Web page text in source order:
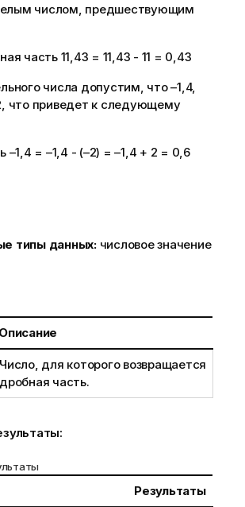
числом, предшествующим
часть 11,43 = 11,43 - 11 = 0,43
числа допустим, что –1,4,
что приведет к следующему
–1,4 = –1,4 - (–2) = –1,4 + 2 = 0,6
типы данных: числовое значение
Описание
Число, для которого возвращается
дробная часть.
Результаты